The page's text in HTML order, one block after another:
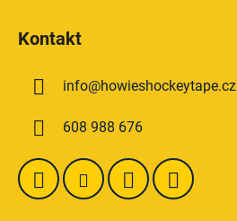
Kontakt
info@howieshockeytape.cz
608 988 676